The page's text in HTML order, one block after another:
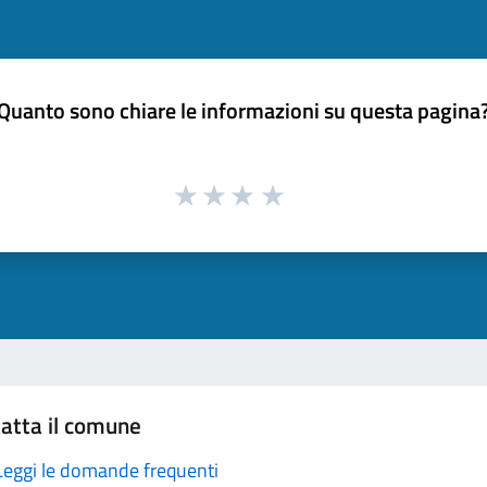
sono chiare le informazioni su questa
il comune
le domande frequenti